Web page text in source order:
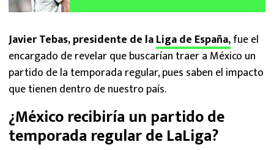
Javier Tebas, presidente de laLiga de España,fue el
encargado de revelar que buscarían traer a México un
partido de la temporada regular, pues saben el impacto
que tienen dentro de nuestro país.
¿México recibiría un partido de
temporada regular de LaLiga?